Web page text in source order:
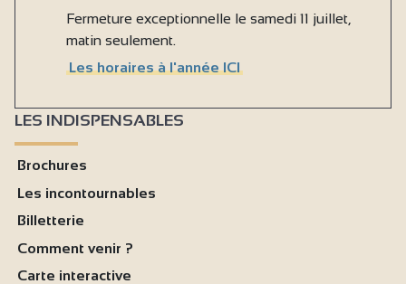
Fermeture exceptionnelle le samedi 11 juillet,
matin seulement.
Les horaires à l'année ICI
LES INDISPENSABLES
Brochures
Les incontournables
Billetterie
Comment venir ?
Carte interactive